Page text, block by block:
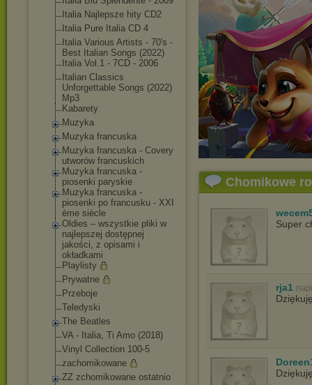
Italia Najlepsze hity CD2
Italia Pure Italia CD 4
Italia Various Artists - 70's -
Best Italian Songs (2022)
Italia Vol.1 - 7CD - 2006
Italian Classics
Unforgettable Songs (2022)
Mp3
Kabarety
Muzyka
Muzyka francuska
Muzyka francuska - Covery
utworów francuskich
Muzyka francuska -
piosenki paryskie
Muzyka francuska -
piosenki po francusku - XXI
ème siècle
Oldies – wszystkie pliki w
najlepszej dostępnej
jakości, z opisami i
okładkami
Playlisty
Prywatne
Przeboje
Teledyski
The Beatles
VA - Italia, Ti Amo (2018)
Vinyl Collection 100-5
zachomikowane
ZZ zchomikowane ostatnio
Chomikowe
Super
rja1